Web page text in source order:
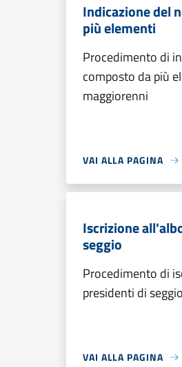
Indicazione del
più elementi
Procedimento di
composto da più
maggiorenni
VAI ALLA PAGINA
Iscrizione
seggio
Procedimento di
presidenti di seggio
VAI ALLA PAGINA